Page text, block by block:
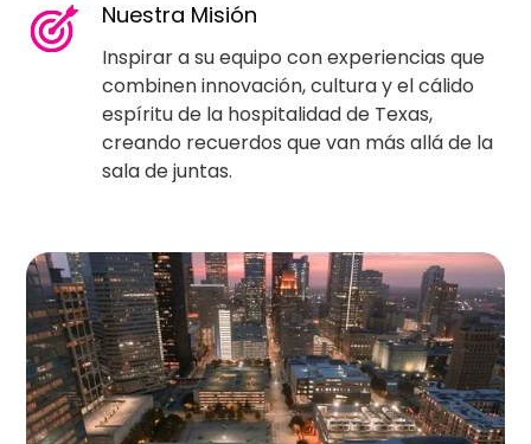
Nuestra Misión
Inspirar a su equipo con experiencias que
combinen innovación, cultura y el cálido
espíritu de la hospitalidad de Texas,
creando recuerdos que van más allá de la
sala de juntas.